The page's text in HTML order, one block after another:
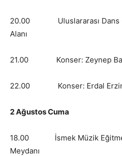
20.00 Uluslararası Dans
Alanı
21.00 Konser: Zeynep
22.00 Konser: Erdal
2 Ağustos Cuma
18.00 İsmek Müzik
Meydanı